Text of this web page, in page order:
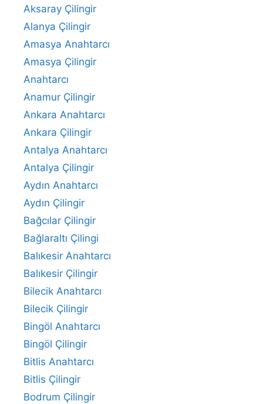
Aksaray Çilingir
Alanya Çilingir
Amasya Anahtarcı
Amasya Çilingir
Anahtarcı
Anamur Çilingir
Ankara Anahtarcı
Ankara Çilingir
Antalya Anahtarcı
Antalya Çilingir
Aydın Anahtarcı
Aydın Çilingir
Bağcılar Çilingir
Bağlaraltı Çilingi
Balıkesir Anahtarcı
Balıkesir Çilingir
Bilecik Anahtarcı
Bilecik Çilingir
Bingöl Anahtarcı
Bingöl Çilingir
Bitlis Anahtarcı
Bitlis Çilingir
Bodrum Çilingir